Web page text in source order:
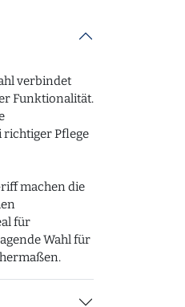
verbindet
Funktionalität.
richtiger Pflege
machen die
für
Wahl für